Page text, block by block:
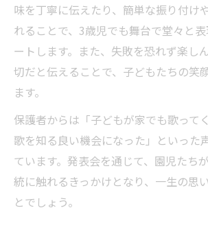
味を丁寧に伝えたり、簡単な振り付け
れることで、3歳児でも舞台で堂々と
ートします。また、失敗を恐れず楽し
切だと伝えることで、子どもたちの笑
ます。
保護者からは「子どもが家でも歌って
歌を知る良い機会になった」といった
ています。発表会を通じて、園児たち
統に触れるきっかけとなり、一生の思
とでしょう。